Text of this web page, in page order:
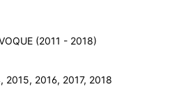
(2011 - 2018)
2015, 2016, 2017, 2018